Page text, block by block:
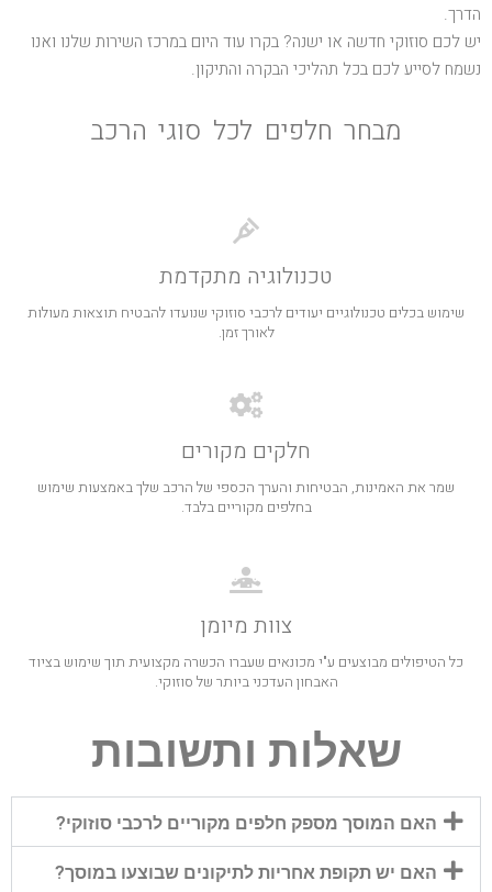
הדרך.
יש לכם סוזוקי חדשה או ישנה? בקרו עוד היום במרכז השירות שלנו ואנו
נשמח לסייע לכם בכל תהליכי הבקרה והתיקון.
מבחר חלפים לכל סוגי הרכב
טכנולוגיה מתקדמת
שימוש בכלים טכנולוגיים יעודים לרכבי סוזוקי שנועדו להבטיח תוצאות מעולות
לאורך זמן.
חלקים מקורים
שמר את האמינות, הבטיחות והערך הכספי של הרכב שלך באמצעות שימוש
בחלפים מקוריים בלבד.
צוות מיומן
כל הטיפולים מבוצעים ע"י מכונאים שעברו הכשרה מקצועית תוך שימוש בציוד
האבחון העדכני ביותר של סוזוקי.
שאלות ותשובות
האם המוסך מספק חלפים מקוריים לרכבי סוזוקי?
האם יש תקופת אחריות לתיקונים שבוצעו במוסך?